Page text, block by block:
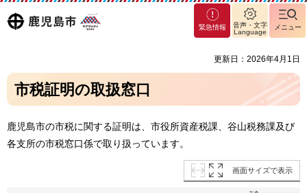
鹿児島
マグ
マシ
緊急情報
音声・文字
Language
メニュー
更新日：2026年4月1日
市税証明の取扱窓口
鹿児島市の市税に関する証明は、市役所資産税課、谷山税務課及び
各支所の市税窓口係で取り扱っています。
画面サイズで表示